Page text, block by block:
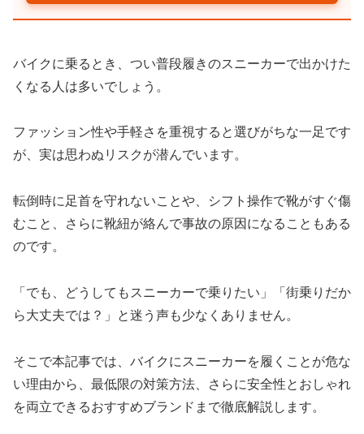
バイクに乗るとき、つい普段履きのスニーカーで出かけた
くなる人は多いでしょう。
ファッション性や手軽さを重視すると選びがちな一足です
が、実は思わぬリスクが潜んでいます。
転倒時に足首を守れないことや、シフト操作で靴がすぐ傷
むこと、さらに靴紐が絡んで事故の原因になることもある
のです。
「でも、どうしてもスニーカーで乗りたい」「街乗りだか
ら大丈夫では？」と迷う声も少なくありません。
そこで本記事では、バイクにスニーカーを履くことが危な
い理由から、最低限の対策方法、さらに安全性とおしゃれ
を両立できるおすすめブランドまで徹底解説します。